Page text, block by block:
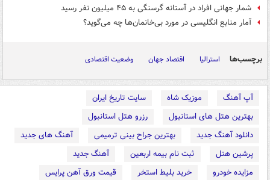
شمار جهانی افراد در آستانه گرسنگی به ۴۵ میلیون نفر رسید
آمار منابع انگلیسی در مورد بی‌خانمان‌ها چه می‌گوید؟
برچسب‌ها استرالیا اقتصاد جهان وضعیت اقتصادی
آپ آهنگ موزیک شاه
سایت تاریخ ایران
بهترین هتل های استانبول
رزرو هتل استانبول
دانلود آهنگ جدید
بهترین جراح بینی ترمیمی
آهنگ های جدید
پرشین هتل
ثبت نام بیمه اربعین
آهنگ جدید
مزایده خودرو
خرید بلیط استخر قیمت ورق آهن پرایس